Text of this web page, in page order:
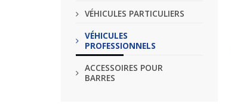
VÉHICULES PARTICULIERS
VÉHICULES
PROFESSIONNELS
ACCESSOIRES POUR
BARRES